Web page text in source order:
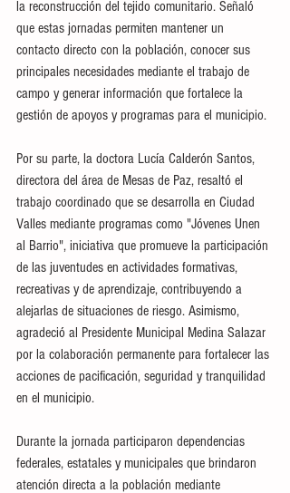
la reconstrucción del tejido comunitario. Señaló
que estas jornadas permiten mantener un
contacto directo con la población, conocer sus
principales necesidades mediante el trabajo de
campo y generar información que fortalece la
gestión de apoyos y programas para el municipio.
Por su parte, la doctora Lucía Calderón Santos,
directora del área de Mesas de Paz, resaltó el
trabajo coordinado que se desarrolla en Ciudad
Valles mediante programas como "Jóvenes Unen
al Barrio", iniciativa que promueve la participación
de las juventudes en actividades formativas,
recreativas y de aprendizaje, contribuyendo a
alejarlas de situaciones de riesgo. Asimismo,
agradeció al Presidente Municipal Medina Salazar
por la colaboración permanente para fortalecer las
acciones de pacificación, seguridad y tranquilidad
en el municipio.
Durante la jornada participaron dependencias
federales, estatales y municipales que brindaron
atención directa a la población mediante